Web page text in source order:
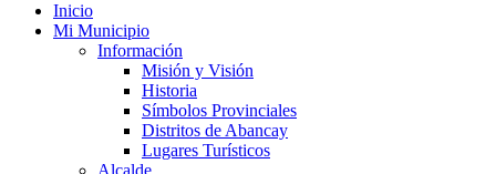
Inicio
Mi Municipio
Información
Misión y Visión
Historia
Símbolos Provinciales
Distritos de Abancay
Lugares Turísticos
Alcalde